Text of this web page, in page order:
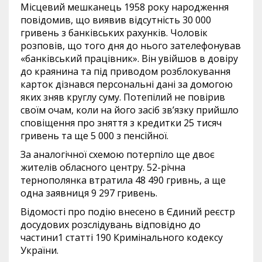
Місцевий мешканець 1958 року народження
повідомив, що виявив відсутність 30 000
гривень з банківських рахунків. Чоловік
розповів, що того дня до нього зателефонував
«банківський працівник». Він увійшов в довіру
до краянина та під приводом розблокування
карток дізнався персональні дані за домогою
яких зняв круглу суму. Потепілий не повірив
своїм очам, коли на його засіб зв’язку прийшло
сповіщення про зняття з кредитки 25 тисяч
гривень та ще 5 000 з пенсійної.
За аналогічної схемою потерпіло ще двоє
жителів обласного центру. 52-річна
тернополянка втратила 48 490 гривнь, а ще
одна заявниця 9 297 гривень.
Відомості про подію внесено в Єдиний реєстр
досудових розслідувань відповідно до
частини1 статті 190 Кримінального кодексу
України.